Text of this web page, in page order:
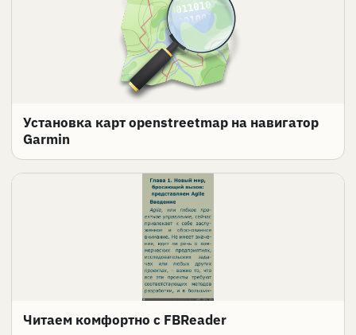
Установка карт openstreetmap на навигатор
Garmin
Читаем комфортно с FBReader